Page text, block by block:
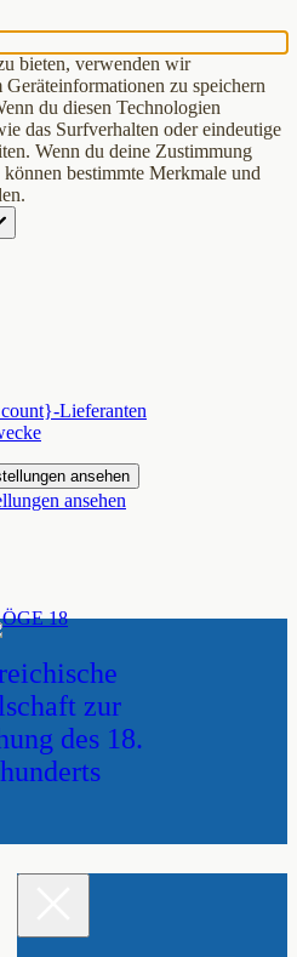
bieten, verwenden wir
zu speichern
du diesen Technologien
das Surfverhalten oder eindeutige
Wenn du deine Zustimmung
bestimmte Merkmale und
Lieferanten
ansehen
ansehen
zur
des 18.